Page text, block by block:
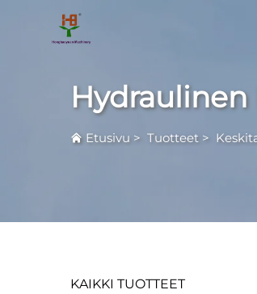
Etusivu > Tuotteet >
KAIKKI TUOTTEET